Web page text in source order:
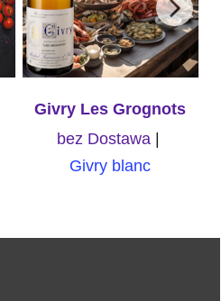
Givry Les Grognots
bez Dostawa
Givry blanc